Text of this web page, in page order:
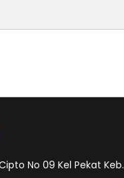
No 09 Kel Pekat